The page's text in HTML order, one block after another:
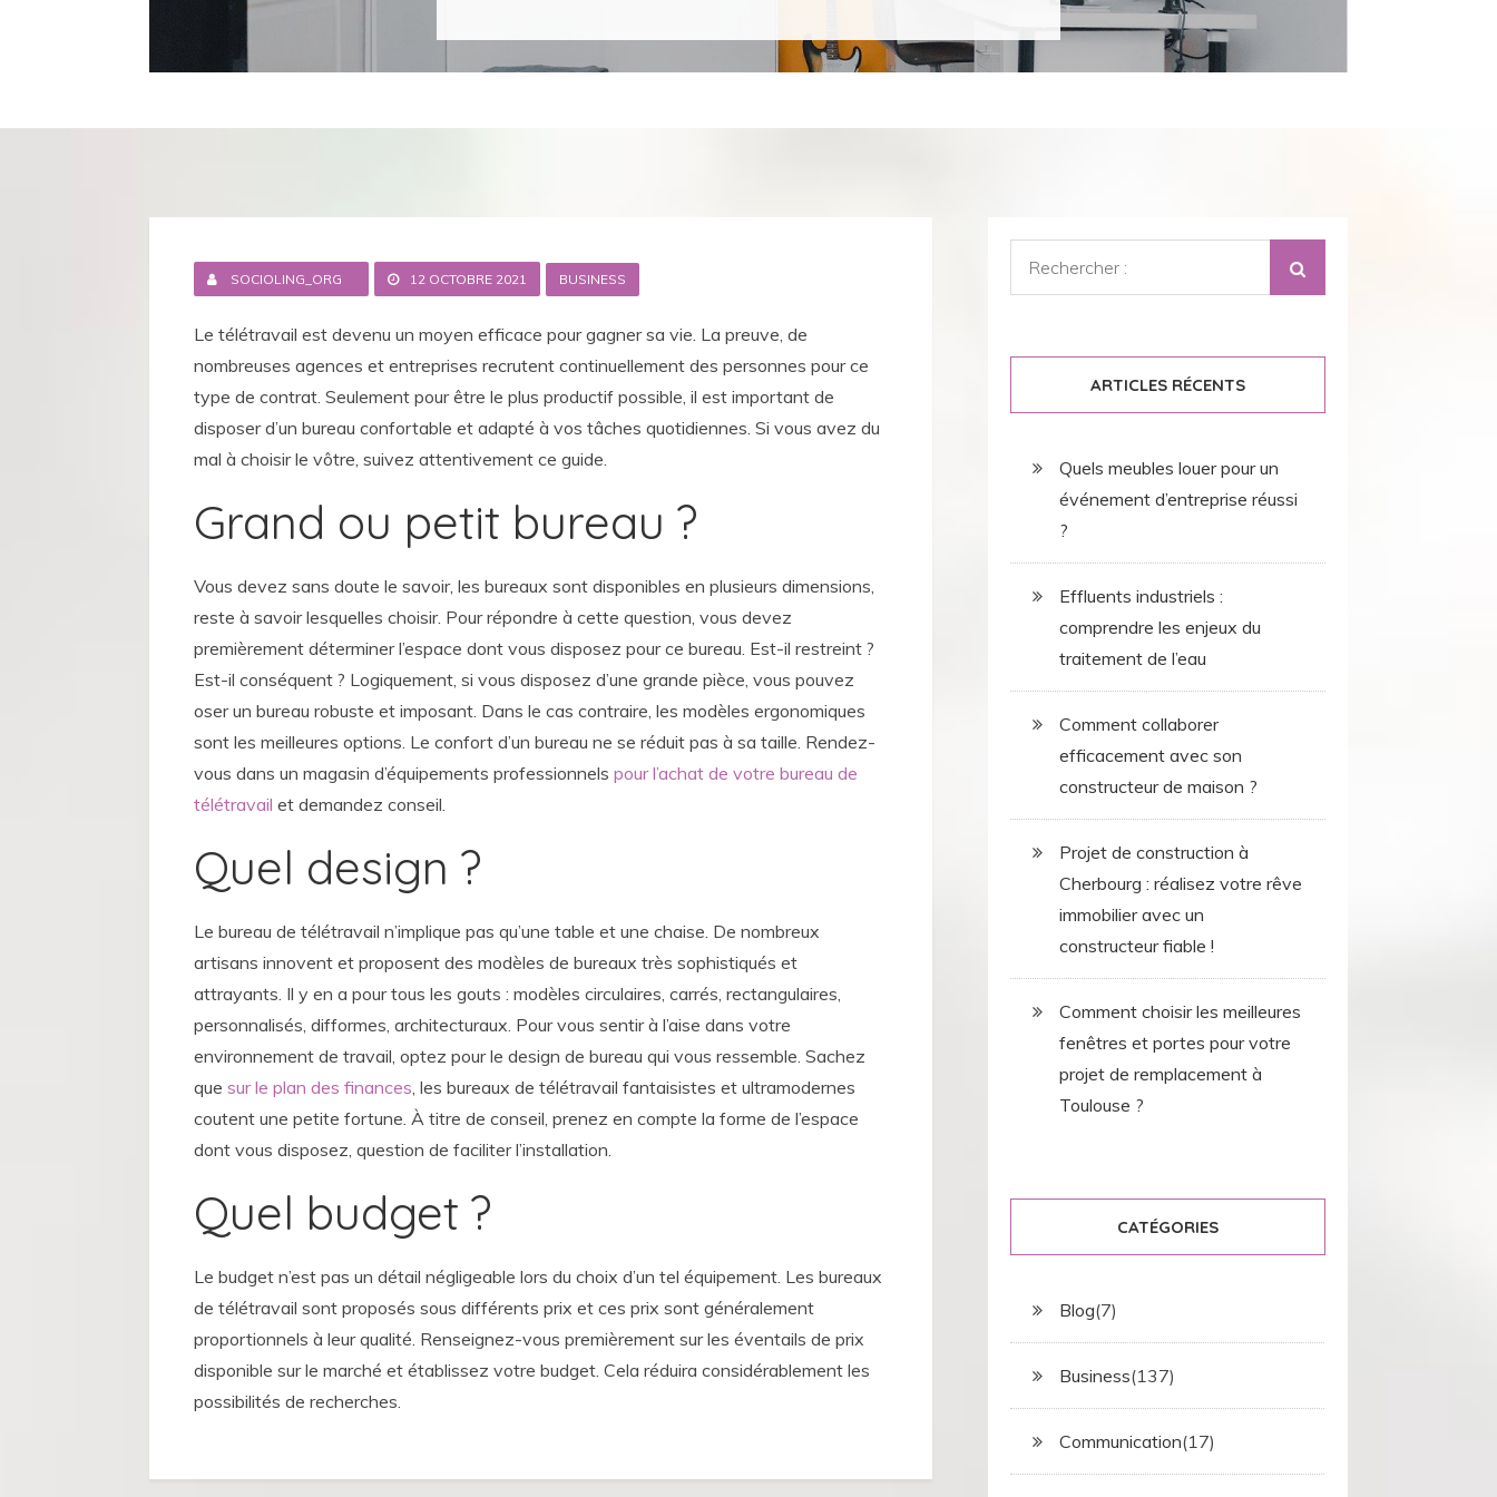
SOCIOLING_ORG 12 OCTOBRE 2021 BUSINESS
Le télétravail est devenu un moyen efficace pour gagner sa vie. La preuve, de
nombreuses agences et entreprises recrutent continuellement des personnes pour ce
type de contrat. Seulement pour être le plus productif possible, il est important de
disposer d’un bureau confortable et adapté à vos tâches quotidiennes. Si vous avez du
mal à choisir le vôtre, suivez attentivement ce guide.
Grand ou petit bureau ?
Vous devez sans doute le savoir, les bureaux sont disponibles en plusieurs dimensions,
reste à savoir lesquelles choisir. Pour répondre à cette question, vous devez
premièrement déterminer l’espace dont vous disposez pour ce bureau. Est-il restreint ?
Est-il conséquent ? Logiquement, si vous disposez d’une grande pièce, vous pouvez
oser un bureau robuste et imposant. Dans le cas contraire, les modèles ergonomiques
sont les meilleures options. Le confort d’un bureau ne se réduit pas à sa taille. Rendez-
vous dans un magasin d’équipements professionnelspour l’achat de votre bureau de
télétravail et demandez conseil.
Quel design ?
Le bureau de télétravail n’implique pas qu’une table et une chaise. De nombreux
artisans innovent et proposent des modèles de bureaux très sophistiqués et
attrayants. Il y en a pour tous les gouts : modèles circulaires, carrés, rectangulaires,
personnalisés, difformes, architecturaux. Pour vous sentir à l’aise dans votre
environnement de travail, optez pour le design de bureau qui vous ressemble. Sachez
quesur le plan des finances, les bureaux de télétravail fantaisistes et ultramodernes
coutent une petite fortune. À titre de conseil, prenez en compte la forme de l’espace
dont vous disposez, question de faciliter l’installation.
Quel budget ?
Le budget n’est pas un détail négligeable lors du choix d’un tel équipement. Les bureaux
de télétravail sont proposés sous différents prix et ces prix sont généralement
proportionnels à leur qualité. Renseignez-vous premièrement sur les éventails de prix
disponible sur le marché et établissez votre budget. Cela réduira considérablement les
possibilités de recherches.
ARTICLES RÉCENTS
Quels meubles louer pour un
événement d’entreprise réussi
?
Effluents industriels :
comprendre les enjeux du
traitement de l’eau
Comment collaborer
efficacement avec son
constructeur de maison ?
Projet de construction à
Cherbourg : réalisez votre rêve
immobilier avec un
constructeur fiable !
Comment choisir les meilleures
fenêtres et portes pour votre
projet de remplacement à
Toulouse ?
CATÉGORIES
Blog(7)
Business(137)
Communication(17)